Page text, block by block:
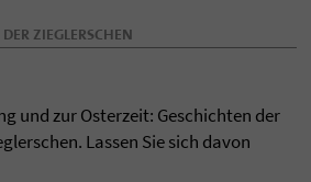
ZIEGLERSCHEN
und zur Osterzeit: Geschichten der
Lassen Sie sich davon